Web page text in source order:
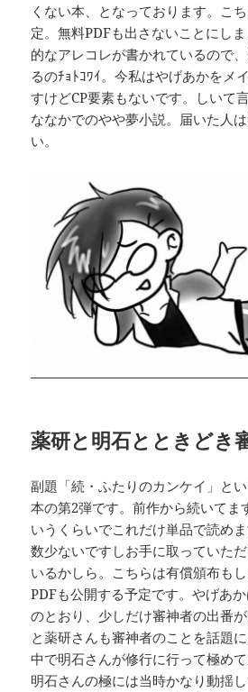
くない本、となっております。こ
定。無料PDFも出さないことにし
的なアレコレが書かれているので
るのﾁｮﾄｺﾜｲ。今私はやげあかをメ
すけどCP要素もないです。しいて
ななかでのやや夢小説。届いた人
い。
薬研と明石とときどき
副題「続・ふたりのカンケイ」と
本の第2弾です。前作から続いてま
いうくらいでこれだけ単品で読め
数少ないですしお手に取っていた
いるかしら。こちらは有償頒布も
PDFも公開する予定です。やげあ
のとおり、少しだけ審神者の出番
と薬研さんも審神者のことを話題
中で明石さんが修行に行って極めて
明石さんの極には当時かなり動揺